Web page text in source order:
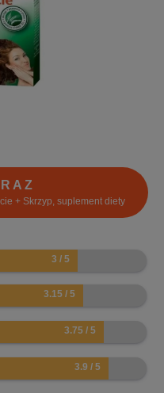
+ Skrzyp, suplement diety